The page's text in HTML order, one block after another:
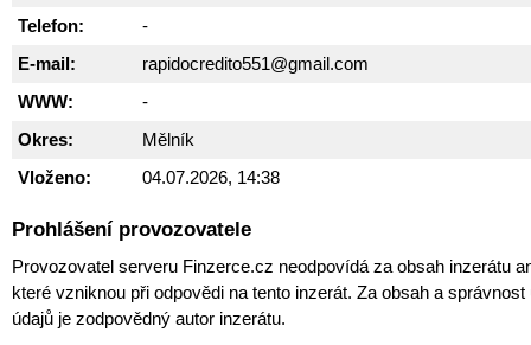
Telefon:
-
E-mail:
rapidocredito551@gmail.com
WWW:
-
Okres:
Mělník
Vloženo:
04.07.2026, 14:38
Prohlášení provozovatele
Provozovatel serveru Finzerce.cz neodpovídá za obsah inzerátu
které vzniknou při odpovědi na tento inzerát. Za obsah a
údajů je zodpovědný autor inzerátu.